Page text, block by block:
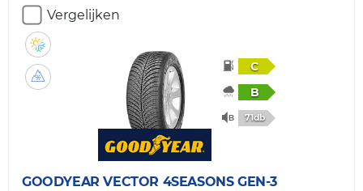
Vergelijken
C
B
71db
GOODYEAR VECTOR 4SEASONS GEN-3